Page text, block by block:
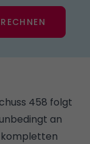
458 folgt
an
kompletten